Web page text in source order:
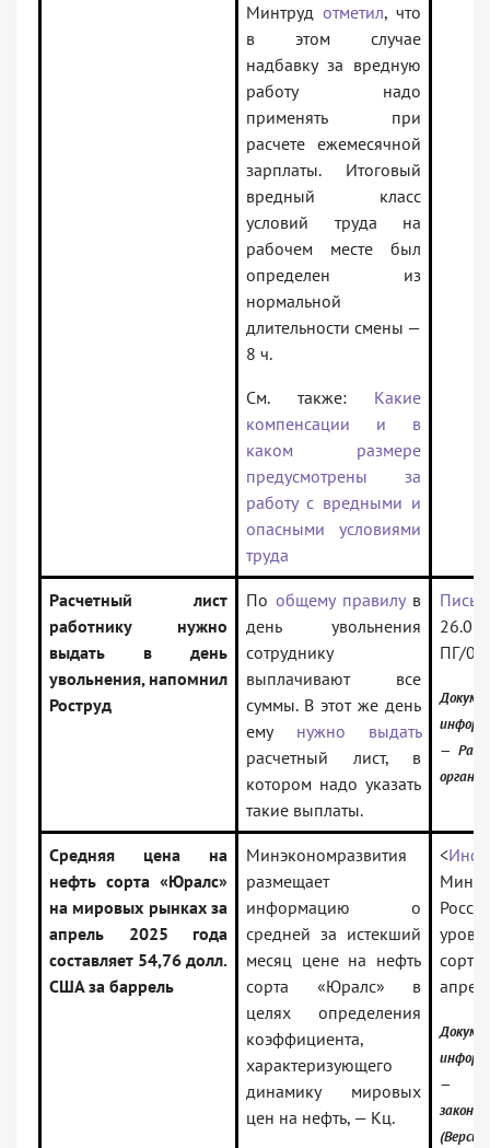
Минтруд отметил, что
в этом случае
надбавку за вредную
работу надо
применять при
расчете ежемесячной
зарплаты. Итоговый
вредный класс
условий труда на
рабочем месте был
определен из
нормальной
длительности смены —
8 ч.
См. также: Какие
компенсации и в
каком размере
предусмотрены за
работу с вредными и
опасными условиями
труда
Расчетный лист
работнику нужно
выдать в день
увольнения, напомнил
Роструд
По общему правилув
день увольнения
сотруднику
выплачивают все
суммы. В этот же день
ему нужно выдать
расчетный лист, в
котором надо указать
такие выплаты.
ПГ/
—
Средняя цена на
нефть сорта «Юралс»
на мировых рынках за
апрель 2025 года
составляет 54,76 долл.
США за баррель
Минэкономразвития
размещает
информацию о
средней за истекший
месяц цене на нефть
сорта «Юралс» в
целях определения
коэффициента,
характеризующего
динамику мировых
цен на нефть, — Кц.
<
—